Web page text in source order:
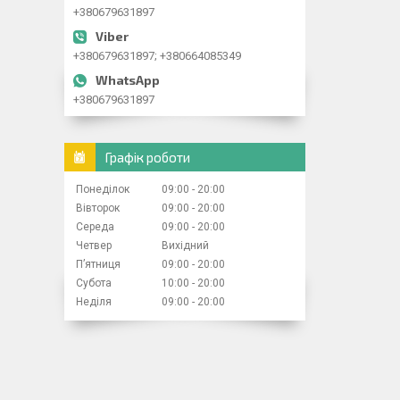
+380679631897
+380679631897; +380664085349
+380679631897
Графік роботи
Понеділок 09:00
20:00
Вівторок
09:00
20:00
Середа
09:00
20:00
Четвер
Вихідний
Пʼятниця
09:00
20:00
Субота
10:00
20:00
Неділя
09:00 20:00